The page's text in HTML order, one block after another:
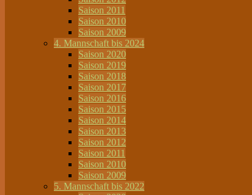
Saison 2011
Saison 2010
Saison 2009
4. Mannschaft bis 2024
Saison 2020
Saison 2019
Saison 2018
Saison 2017
Saison 2016
Saison 2015
Saison 2014
Saison 2013
Saison 2012
Saison 2011
Saison 2010
Saison 2009
5. Mannschaft bis 2022